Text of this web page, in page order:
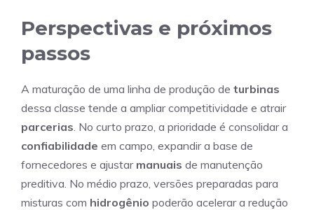
Perspectivas e próximos
passos
A maturação de uma linha de produção de turbinas
dessa classe tende a ampliar competitividade e atrair
parcerias . No curto prazo, a prioridade é consolidar a
confiabilidade em campo, expandir a base de
fornecedores e ajustar manuais de manutenção
preditiva. No médio prazo, versões preparadas para
misturas com hidrogênio poderão acelerar a redução